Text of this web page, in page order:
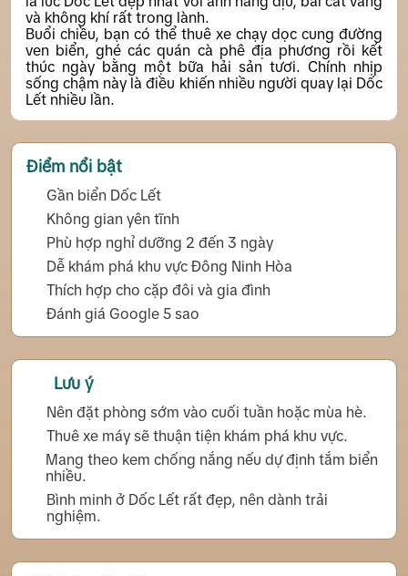
và không khí rất trong lành.
Buổi chiều, bạn có thể thuê xe chạy dọc cung đường
ven biển, ghé các quán cà phê địa phương rồi kết
thúc ngày bằng một bữa hải sản tươi. Chính nhịp
sống chậm này là điều khiến nhiều người quay lại Dốc
Lết nhiều lần.
Điểm nổi bật
Gần biển Dốc Lết
Không gian yên tĩnh
Phù hợp nghỉ dưỡng 2 đến 3 ngày
Dễ khám phá khu vực Đông Ninh Hòa
Thích hợp cho cặp đôi và gia đình
Đánh giá Google 5 sao
Lưu ý
Nên đặt phòng sớm vào cuối tuần hoặc mùa hè.
Thuê xe máy sẽ thuận tiện khám phá khu vực.
Mang theo kem chống nắng nếu dự định tắm biển
nhiều.
Bình minh ở Dốc Lết rất đẹp, nên dành trải
nghiệm.